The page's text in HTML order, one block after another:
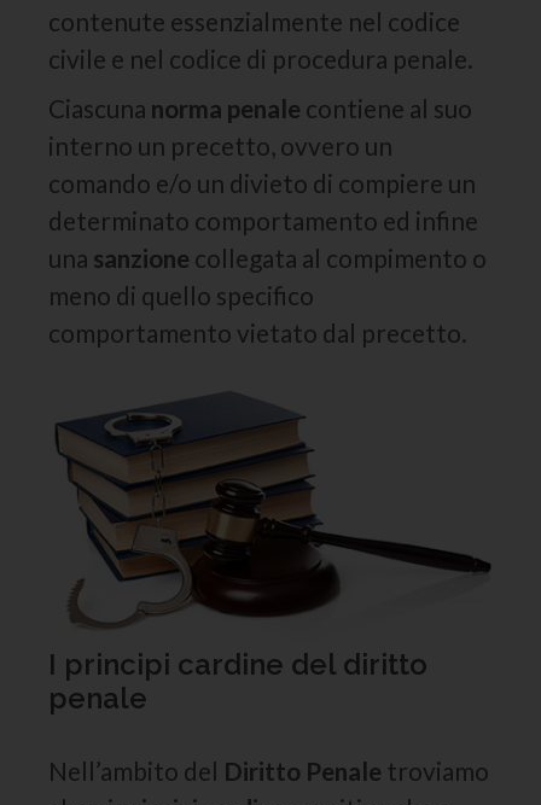
contenute essenzialmente nel codice
civile e nel codice di procedura penale.
Ciascuna norma penale contiene al suo
interno un precetto, ovvero un
comando e/o un divieto di compiere un
determinato comportamento ed infine
una sanzione collegata al compimento o
meno di quello specifico
comportamento vietato dal precetto.
I principi cardine del diritto
penale
Nell’ambito del Diritto Penale troviamo